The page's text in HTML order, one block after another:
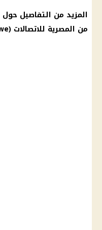
المزيد من التفاصيل حول
من المصرية للاتصالات (we) تجدها دائمًا على موقعنا.